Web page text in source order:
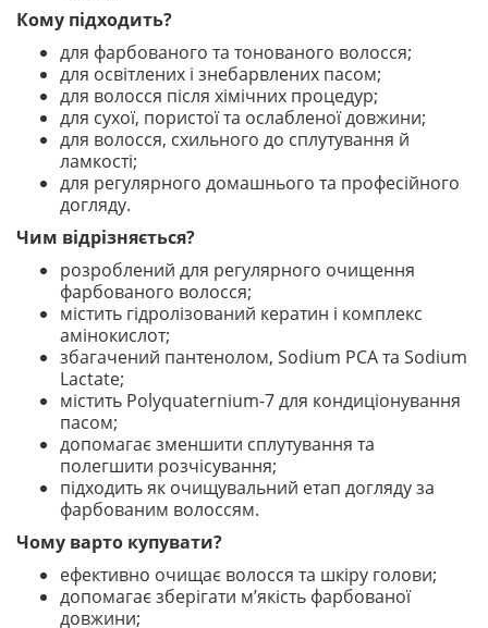
Кому підходить?
для фарбованого та тонованого волосся;
для освітлених і знебарвлених пасом;
для волосся після хімічних процедур;
для сухої, пористої та ослабленої довжини;
для волосся, схильного до сплутування й
ламкості;
для регулярного домашнього та професійного
догляду.
Чим відрізняється?
розроблений для регулярного очищення
фарбованого волосся;
містить гідролізований кератин і комплекс
амінокислот;
збагачений пантенолом, Sodium PCA та Sodium
Lactate;
містить Polyquaternium-7 для кондиціонування
пасом;
допомагає зменшити сплутування та
полегшити розчісування;
підходить як очищувальний етап догляду за
фарбованим волоссям.
Чому варто купувати?
ефективно очищає волосся та шкіру голови;
допомагає зберігати м’якість фарбованої
довжини;